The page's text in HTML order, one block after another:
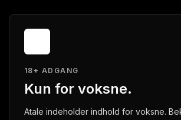
18+ ADGANG
Kun for voksne.
Atale indeholder indhold for voksne.